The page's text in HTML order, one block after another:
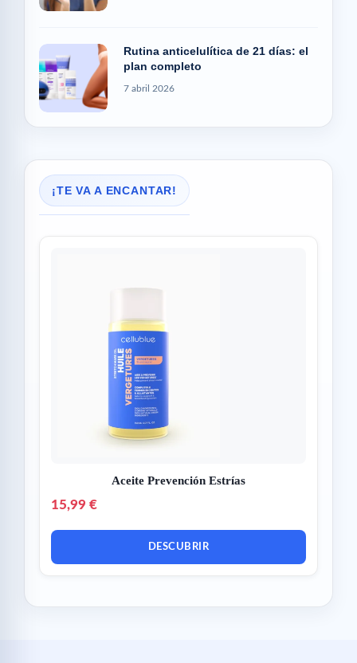
Rutina anticelulítica de 21 días: el
plan completo
7 abril 2026
¡TE VA A ENCANTAR!
Aceite Prevención Estrías
15,99 €
DESCUBRIR